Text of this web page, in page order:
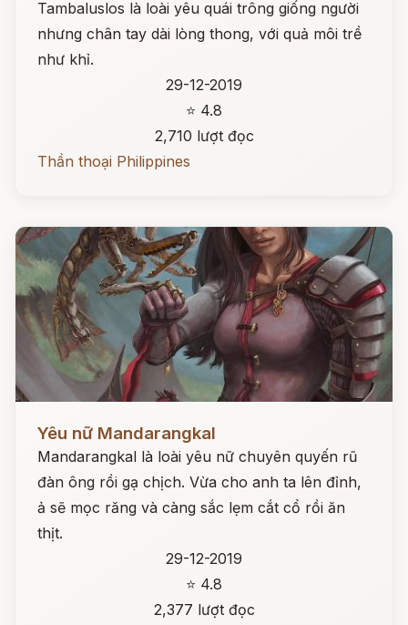
Tambaluslos là loài yêu quái trông giống người
nhưng chân tay dài lòng thong, với quả môi trề
như khỉ.
29-12-2019
⭐ 4.8
2,710 lượt đọc
Thần thoại Philippines
Yêu nữ Mandarangkal
Mandarangkal là loài yêu nữ chuyên quyến rũ
đàn ông rồi gạ chịch. Vừa cho anh ta lên đỉnh,
ả sẽ mọc răng và càng sắc lẹm cắt cổ rồi ăn
thịt.
29-12-2019
⭐ 4.8
2,377 lượt đọc